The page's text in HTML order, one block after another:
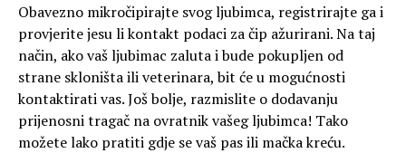
Obavezno mikročipirajte svog ljubimca, registrirajte ga i
provjerite jesu li kontakt podaci za čip ažurirani. Na taj
način, ako vaš ljubimac zaluta i bude pokupljen od
strane skloništa ili veterinara, bit će u mogućnosti
kontaktirati vas. Još bolje, razmislite o dodavanju
prijenosni tragač na ovratnik vašeg ljubimca! Tako
možete lako pratiti gdje se vaš pas ili mačka kreću.